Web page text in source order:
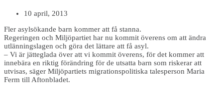
10 april, 2013
Fler asylsökande barn kommer att få stanna.
Regeringen och Miljöpartiet har nu kommit överens om att ändra
utlänningslagen och göra det lättare att få asyl.
– Vi är jätteglada över att vi kommit överens, för det kommer att
innebära en riktig förändring för de utsatta barn som riskerar att
utvisas, säger Miljöpartiets migrationspolitiska talesperson Maria
Ferm till Aftonbladet.